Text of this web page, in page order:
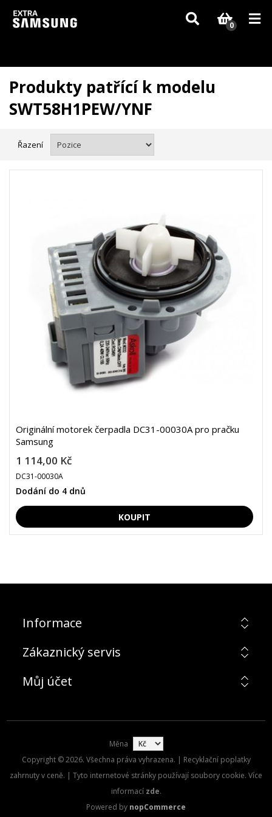
Vzhledem k aktuální situaci se může dodání dílů, které nejsou skladem,
zpozdit. Děkujeme za pochopení.
0
Produkty patřící k modelu
SWT58H1PEW/YNF
Řazení
Originální motorek čerpadla DC31-00030A pro pračku
Samsung
1 114,00 Kč
DC31-00030A
Dodání do 4 dnů
Informace
Zákaznický servis
Můj účet
Měna
Copyright © 2026. Všechna práva vyhrazena. | Recyklační poplatky
zahrnuty v ceně. | Tyto internetové stránky používají soubory cookie. Více
informací zde.
Powered by nopCommerce